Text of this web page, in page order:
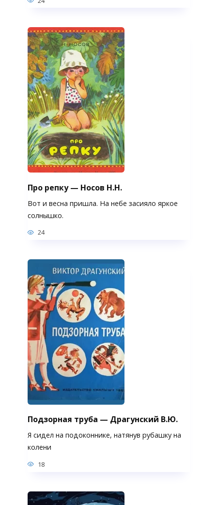
Про репку — Носов Н.Н.
Вот и весна пришла. На небе засияло яркое
солнышко.
24
Подзорная труба — Драгунский В.Ю.
Я сидел на подоконнике, натянув рубашку на
колени
18